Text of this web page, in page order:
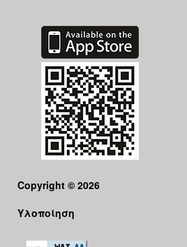
Copyright © 2026
Υλοποίηση